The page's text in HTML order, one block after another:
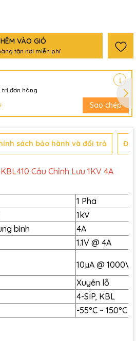
VÀO GIỎ
tận nơi miễn phí
trị đơn hàng
Sao chép
sách bảo hành và đổi trả
KBL410 Cầu Chỉnh Lưu 1KV 4A
1 Pha
1kV
bình
4A
1.1V @ 4A
10µA @ 1000V
Xuyên lỗ
4-SIP, KBL
-55°C ~ 150°C